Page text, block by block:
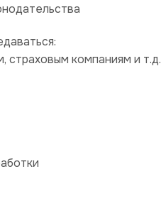
страховым компаниям и т.д.